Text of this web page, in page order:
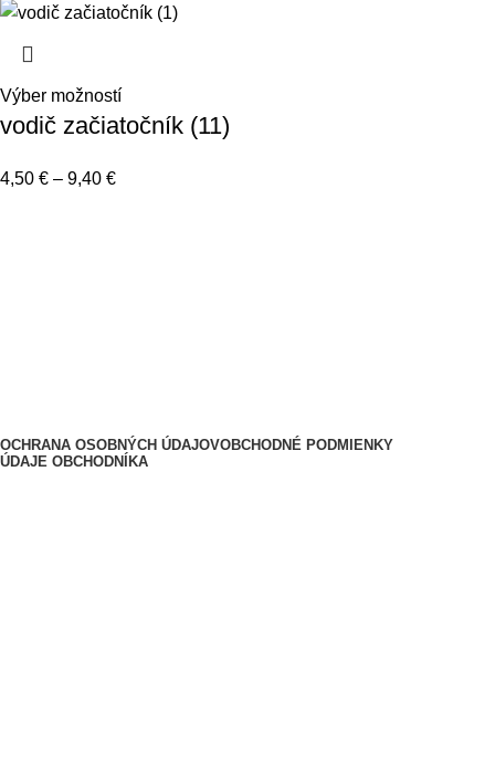
Výber možností
vodič začiatočník (11)
4,50 € – 9,40 €
OCHRANA OSOBNÝCH ÚDAJOVOBCHODNÉ PODMIENKY
ÚDAJE OBCHODNÍKA